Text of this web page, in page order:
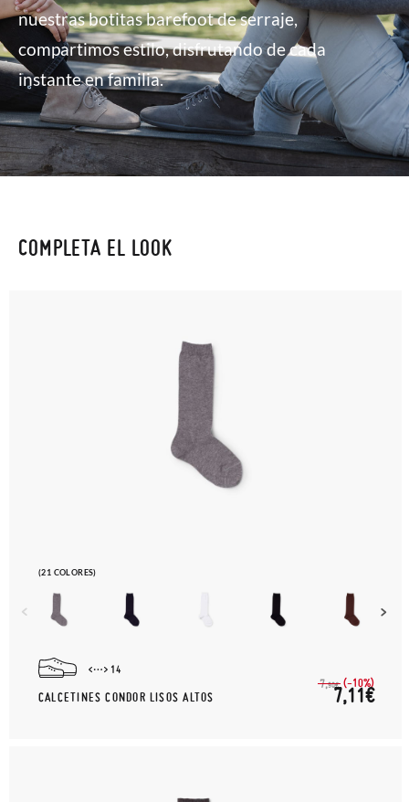
nuestras botitas barefoot de serraje,
compartimos estilo, disfrutando de cada
instante en familia.
COMPLETA EL LOOK
(21 COLORES)
14
CALCETINES CONDOR LISOS ALTOS
7,90€ (-10%)
7,11€